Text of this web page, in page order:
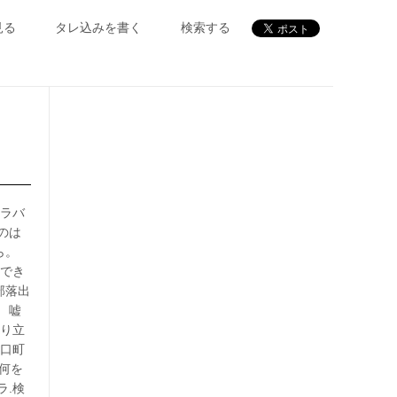
る タレ込みを書く 検索する
バ
は
き
落出
嘘
立
町
を
.検